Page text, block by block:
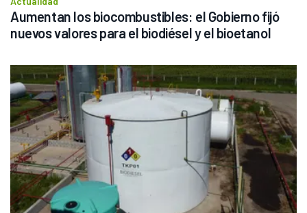
Aumentan los biocombustibles: el Gobierno fijó
nuevos valores para el biodiésel y el bioetanol